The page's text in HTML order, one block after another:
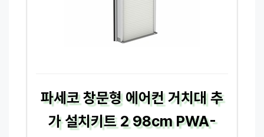
파세코 창문형 에어컨 거치대 추
가 설치키트 2 98cm PWA-